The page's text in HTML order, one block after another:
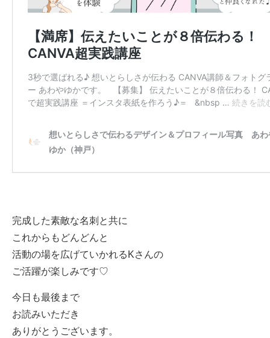
完成した素敵な名刺と共に
これからもどんどんと
活動の場を広げていかれるKさんの
ご活躍が楽しみです♡
今日も最後まで
お読みいただき
ありがとうございます。